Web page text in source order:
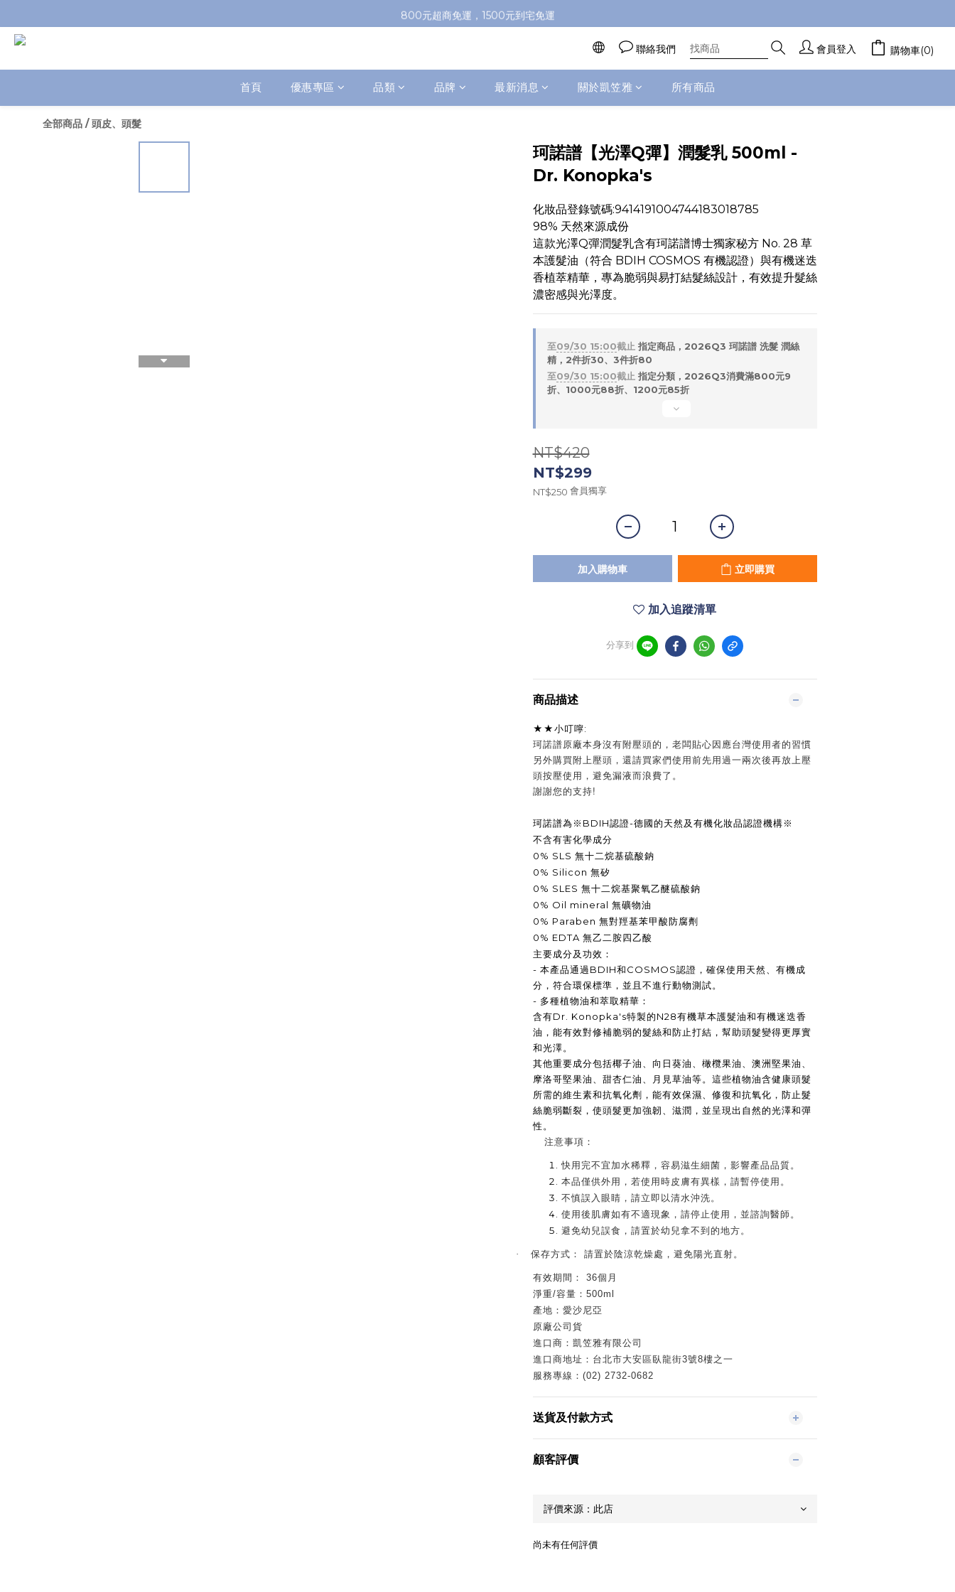
加入會員即送100元購物金，推薦好友，再送購物金
800元超商免運，1500元到宅免運
聯絡我們 會員登入 購物車(0)
首頁 優惠專區 品類 品牌 最新消息 關於凱笠雅 所有商品
全部商品 /頭皮、頭髮
珂諾譜【光澤Q彈】潤髮乳 500ml -
Dr. Konopka's
化妝品登錄號碼:9414191004744183018785
98% 天然來源成份
這款光澤Q彈潤髮乳含有珂諾譜博士獨家秘方 No. 28 草
本護髮油（符合 BDIH COSMOS 有機認證）與有機迷迭
香植萃精華，專為脆弱與易打結髮絲設計，有效提升髮絲
濃密感與光澤度。
至09/30 15:00截止 指定商品，2026Q3 珂諾譜 洗髮 潤絲
精，2件折30、3件折80
至09/30 15:00截止 指定分類，2026Q3消費滿800元9
折、1000元88折、1200元85折
NT$420
NT$299
NT$250 會員獨享
加入購物車 立即購買
加入追蹤清單
分享到
商品描述
★★小叮嚀:
珂諾譜原廠本身沒有附壓頭的，老闆貼心因應台灣使用者的習慣
另外購買附上壓頭，還請買家們使用前先用過一兩次後再放上壓
頭按壓使用，避免漏液而浪費了。
謝謝您的支持!
珂諾譜為 ※ BDIH認證-德國的天然及有機化妝品認證機構 ※
不含有害化學成分
0% SLS 無十二烷基硫酸鈉
0% Silicon 無矽
0% SLES 無十二烷基聚氧乙醚硫酸鈉
0% Oil mineral 無礦物油
0% Paraben 無對羥基苯甲酸防腐劑
0% EDTA 無乙二胺四乙酸
主要成分及功效：
- 本產品通過BDIH和COSMOS認證，確保使用天然、有機成
分，符合環保標準，並且不進行動物測試。
- 多種植物油和萃取精華：
含有Dr. Konopka's特製的N28有機草本護髮油和有機迷迭香
油，能有效對修補脆弱的髮絲和防止打結，幫助頭髮變得更厚實
和光澤。
其他重要成分包括椰子油、向日葵油、橄欖果油、澳洲堅果油、
摩洛哥堅果油、甜杏仁油、月見草油等。這些植物油含健康頭髮
所需的維生素和抗氧化劑，能有效保濕、修復和抗氧化，防止髮
絲脆弱斷裂，使頭髮更加強韌、滋潤，並呈現出自然的光澤和彈
性。
注意事項：
快用完不宜加水稀釋，容易滋生細菌，影響產品品質。
本品僅供外用，若使用時皮膚有異樣，請暫停使用。
不慎誤入眼睛，請立即以清水沖洗。
使用後肌膚如有不適現象，請停止使用，並諮詢醫師。
避免幼兒誤食，請置於幼兒拿不到的地方。
· 保存方式： 請置於陰涼乾燥處，避免陽光直射。
有效期間： 36個月
淨重/容量： 500ml
產地：愛沙尼亞
原廠公司貨
進口商：凱笠雅有限公司
進口商地址：台北市大安區臥龍街3號8樓之一
服務專線： (02) 2732-0682
送貨及付款方式
顧客評價
尚未有任何評價